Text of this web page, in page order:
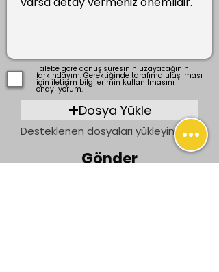
Talebe göre dönüş süresinin uzayacağının
farkındayım. Gerektiğinde tarafıma ulaşılması
için iletişim bilgilerimin kullanılmasını
onaylıyorum.
Dosya Yükle
Desteklenen dosyaları yükleyin (En fazla 15 MB)
Gönder